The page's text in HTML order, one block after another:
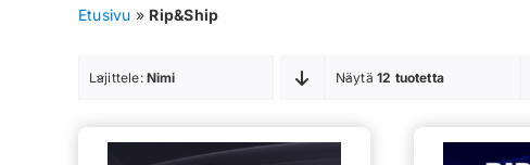
Etusivu » Rip&Ship
Lajittele: Nimi Näytä12 tuotetta